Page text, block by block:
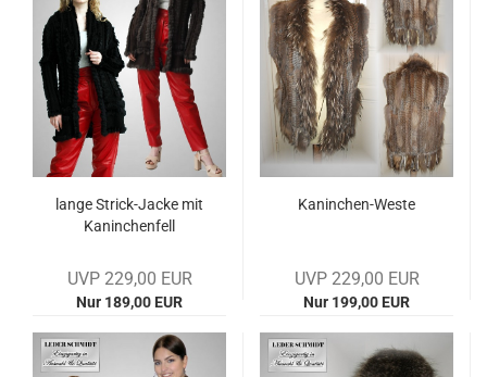
lange Strick-​​Jacke mit
Ka­nin­chen­fell
UVP 229,00 EUR
Nur 189,00 EUR
Kaninchen-​​Weste
UVP 229,00 EUR
Nur 199,00 EUR